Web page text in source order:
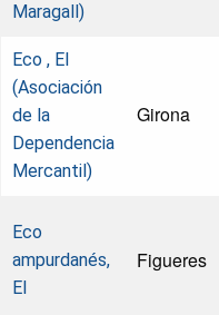
Maragall)
Eco , El
(Asociación
de la
Dependencia
Mercantil)
Girona
Eco
ampurdanés,
El
Figueres